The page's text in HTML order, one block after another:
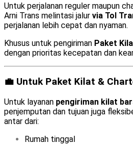
Untuk perjalanan reguler maupun
Arni Trans melintasi jalur via Tol
perjalanan lebih cepat dan nyaman.
Khusus untuk pengiriman Paket
dengan prioritas kecepatan dan
💼 Untuk Paket Kilat &
Untuk layanan pengiriman kilat
penjemputan dan tujuan juga
antar dari:
Rumah tinggal